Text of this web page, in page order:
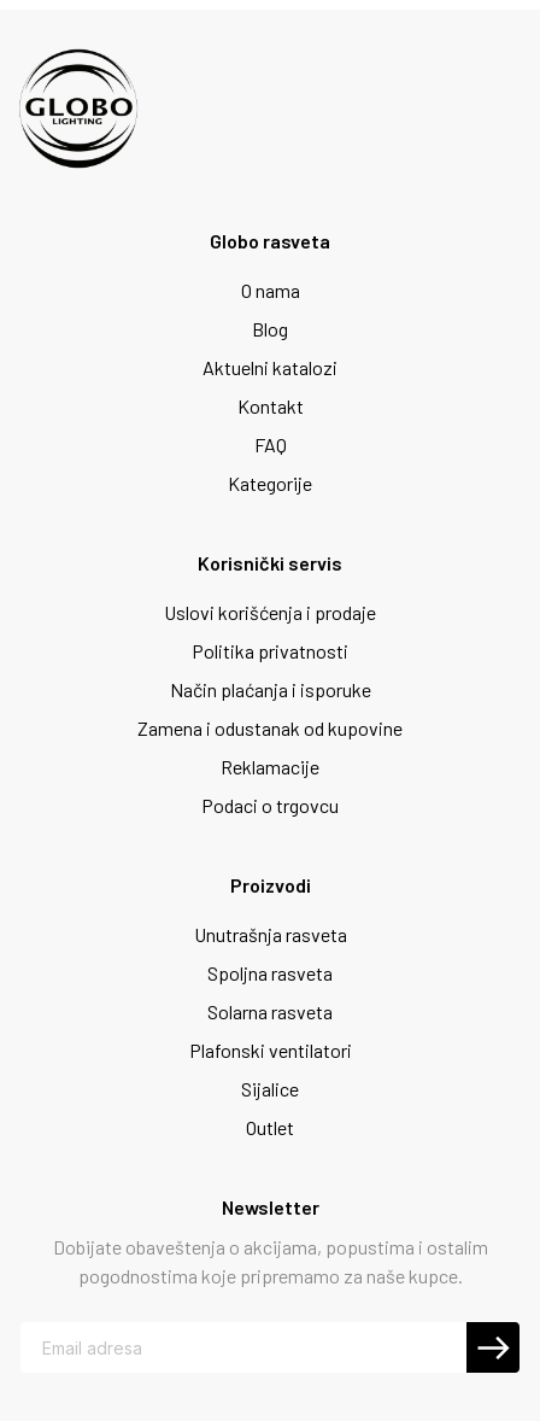
Globo rasveta
O nama
Blog
Aktuelni katalozi
Kontakt
FAQ
Kategorije
Korisnički servis
Uslovi korišćenja i prodaje
Politika privatnosti
Način plaćanja i isporuke
Zamena i odustanak od kupovine
Reklamacije
Podaci o trgovcu
Proizvodi
Unutrašnja rasveta
Spoljna rasveta
Solarna rasveta
Plafonski ventilatori
Sijalice
Outlet
Newsletter
Dobijate obaveštenja o akcijama, popustima i ostalim
pogodnostima koje pripremamo za naše kupce.